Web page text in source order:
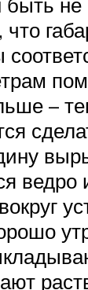
быть
что
–
ведро